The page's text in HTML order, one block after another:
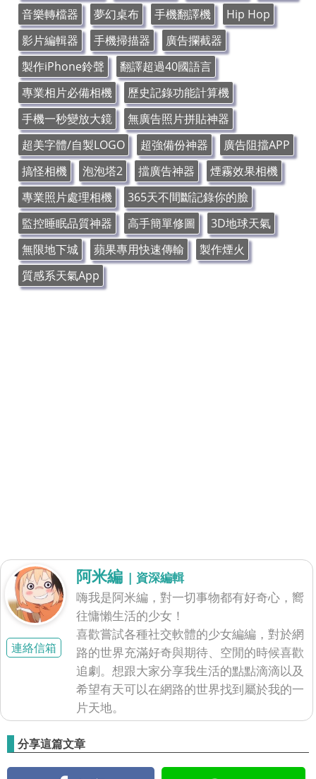
音樂轉檔器
夢幻桌布 手機翻譯機
Hip Hop
影片編輯器
手機掃描器
廣告攔截器
製作iPhone鈴聲
翻譯超過40國語言
專業相片必備相機
歷史記錄功能計算機
手機一秒變放大鏡
無廣告照片拼貼神器
超美字體/自製LOGO
超強備份神器
廣告阻擋APP
搞怪相機
泡泡塔2 擋廣告神器
煙霧效果相機
專業照片處理相機
365天不間斷記錄你的臉
監控睡眠品質神器
高手簡單修圖
3D地球天氣
無限地下城
蘋果專用快速傳輸
製作煙火
質感系天氣App
連絡信箱
阿米編 | 資深編輯
嗨我是阿米編，對一切事物都有好奇心，嚮
往慵懶生活的少女！
喜歡嘗試各種社交軟體的少女編編，對於網
路的世界充滿好奇與期待、空閒的時候喜歡
追劇。想跟大家分享我生活的點點滴滴以及
希望有天可以在網路的世界找到屬於我的一
片天地。
分享這篇文章